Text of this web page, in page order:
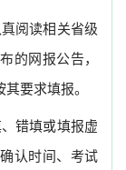
阅读相关省级
的网报公告，
要求填报。
错填或填报虚
认时间、考试